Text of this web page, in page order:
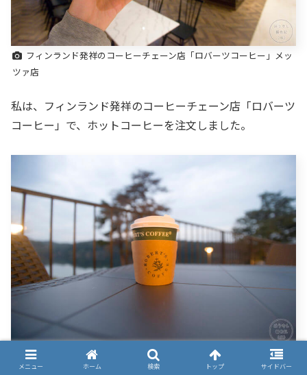
フィンランド発祥のコーヒーチェーン店「ロバーツコーヒー」メッ
ツァ店
私は、フィンランド発祥のコーヒーチェーン店「ロバーツ
コーヒー」で、ホットコーヒーを注文しました。
メッツアで飲むロバーツコーヒー
メニュー ホーム 検索 トップ サイドバー